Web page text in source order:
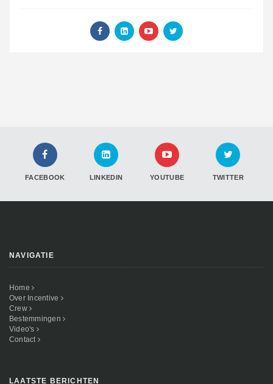
FACEBOOK LINKEDIN YOUTUBE TWITTER
NAVIGATIE
Home
Over Incentive
Crew
Bestemmingen
Video's
Contact
LAATSTE BERICHTEN